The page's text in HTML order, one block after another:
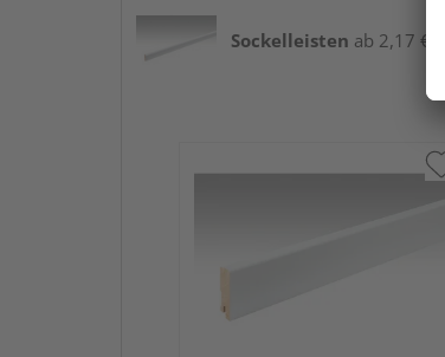
Sockelleisten ab 2,17 € /